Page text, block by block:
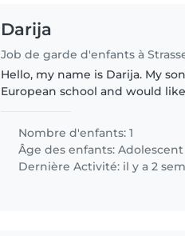
Darija
Job de garde d'enfants à
Hello, my name is Darija. My
European school and would
Nombre d'enfants: 1
Âge des enfants:Adolescent
Dernière Activité: il y a 2